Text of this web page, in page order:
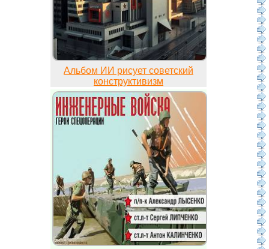
Альбом ИИ рисует советский
конструктивизм